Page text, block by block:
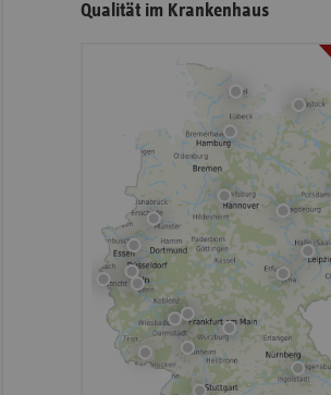
Qualität im Krankenhaus